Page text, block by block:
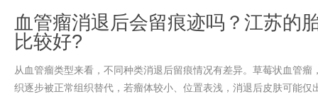
血管瘤消退后会留痕迹吗？江苏的
比较好?
从血管瘤类型来看，不同种类消退后留痕情况有差异。草莓状血管
织逐步被正常组织替代，若瘤体较小、位置表浅，消退后皮肤可能仅